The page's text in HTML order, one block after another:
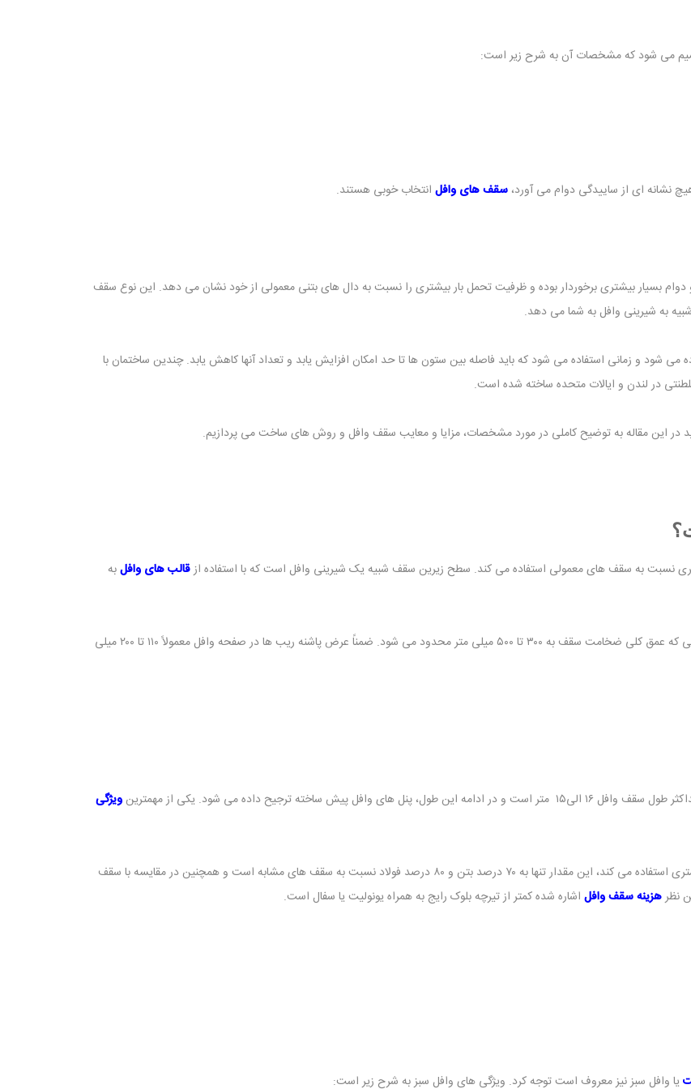
می شود که مشخصات آن به شرح زیر است:
نشانه ای از ساییدگی دوام می آورد، سقف های وافل انتخاب خوبی هستند.
بسیار بیشتری برخوردار بوده و ظرفیت تحمل بار بیشتری را نسبت به دال های بتنی معمولی از خود نشان می دهد. این نوع سقف
به شیرینی وافل به شما می دهد.
شود و زمانی استفاده می شود که باید فاصله بین ستون ها تا حد امکان افزایش یابد و تعداد آنها کاهش یابد. چندین ساختمان با
در لندن و ایالات متحده ساخته شده است.
این مقاله به توضیح کاملی در مورد مشخصات، مزایا و معایب سقف وافل و روش های ساخت می پردازیم.
نسبت به سقف های معمولی استفاده می کند. سطح زیرین سقف شبیه یک شیرینی وافل است که با استفاده ازقالب های وافلبه
به طور کلی، عرض وافل توصیه شده بین ۶۰ تا ۹۰ میلی متر است، در حالی که عمق کلی ضخامت سقف به ۳۰۰ تا ۵۰۰ میلی متر محدود می شود. ضمناً عرض پاشنه ریب ها در صفحه وافل معمولاً ۱۱۰ تا ۲۰۰ میلی
ویژگی
سقف های وافل در مقایسه با سایر سقف های بتنی رایج ، بتن و فولاد کمتری استفاده می کند، این مقدار تنها به ۷۰ درصد بتن و ۸۰ درصد فولاد نسبت به سقف های مشابه است و همچنین در مقایسه با سقف
نظرهزینه سقف وافل اشاره شده کمتر از تیرچه بلوک رایج به همراه یونولیت یا سفال است.
یا وافل سبز نیز معروف است توجه کرد. ویژگی های وافل سبز به شرح زیر است: